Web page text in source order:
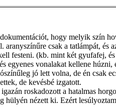
hogy melyik szín
csak a tatlámpát, és
festeni. (kb. mint két gyufafej,
egyenes vonalakat kellene
jó lett volna, de én csak
de kevésbé izgatott.
roskadozott a hatalmas
nézett ki. Ezért